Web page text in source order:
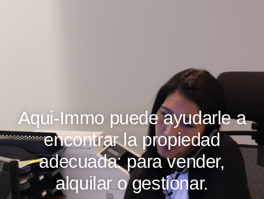
Aqui-Immo puede ayudarle a
encontrar la propiedad
adecuada: para vender,
alquilar o gestionar.